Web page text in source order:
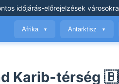
időjárás-előrejelzések
Afrika ▼ Antarktisz ▼
Karib-térség